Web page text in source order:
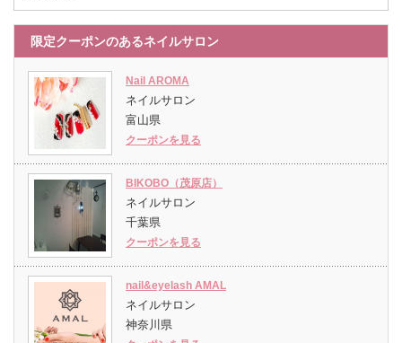
限定クーポンのあるネイルサロン
Nail AROMA
ネイルサロン
富山県
クーポンを見る
BIKOBO（茂原店）
ネイルサロン
千葉県
クーポンを見る
nail&eyelash AMAL
ネイルサロン
神奈川県